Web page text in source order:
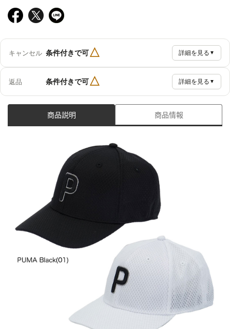
キャンセル 条件付きで可△ 詳細を見る ▼
返品 条件付きで可△ 詳細を見る ▼
商品説明 商品情報